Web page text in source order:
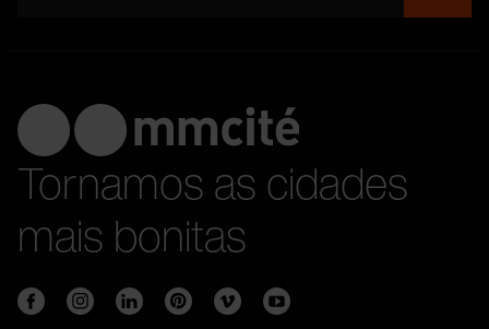
Tornamos as cidades
mais bonitas